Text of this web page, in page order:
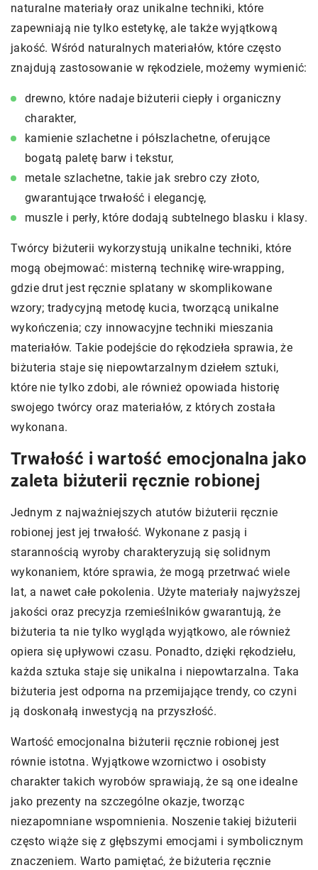
naturalne materiały oraz unikalne techniki, które
zapewniają nie tylko estetykę, ale także wyjątkową
jakość. Wśród naturalnych materiałów, które często
znajdują zastosowanie w rękodziele, możemy wymienić:
drewno, które nadaje biżuterii ciepły i organiczny
charakter,
kamienie szlachetne i półszlachetne, oferujące
bogatą paletę barw i tekstur,
metale szlachetne, takie jak srebro czy złoto,
gwarantujące trwałość i elegancję,
muszle i perły, które dodają subtelnego blasku i klasy.
Twórcy biżuterii wykorzystują unikalne techniki, które
mogą obejmować: misterną technikę wire-wrapping,
gdzie drut jest ręcznie splatany w skomplikowane
wzory; tradycyjną metodę kucia, tworzącą unikalne
wykończenia; czy innowacyjne techniki mieszania
materiałów. Takie podejście do rękodzieła sprawia, że
biżuteria staje się niepowtarzalnym dziełem sztuki,
które nie tylko zdobi, ale również opowiada historię
swojego twórcy oraz materiałów, z których została
wykonana.
Trwałość i wartość emocjonalna jako
zaleta biżuterii ręcznie robionej
Jednym z najważniejszych atutów biżuterii ręcznie
robionej jest jej trwałość. Wykonane z pasją i
starannością wyroby charakteryzują się solidnym
wykonaniem, które sprawia, że mogą przetrwać wiele
lat, a nawet całe pokolenia. Użyte materiały najwyższej
jakości oraz precyzja rzemieślników gwarantują, że
biżuteria ta nie tylko wygląda wyjątkowo, ale również
opiera się upływowi czasu. Ponadto, dzięki rękodziełu,
każda sztuka staje się unikalna i niepowtarzalna. Taka
biżuteria jest odporna na przemijające trendy, co czyni
ją doskonałą inwestycją na przyszłość.
Wartość emocjonalna biżuterii ręcznie robionej jest
równie istotna. Wyjątkowe wzornictwo i osobisty
charakter takich wyrobów sprawiają, że są one idealne
jako prezenty na szczególne okazje, tworząc
niezapomniane wspomnienia. Noszenie takiej biżuterii
często wiąże się z głębszymi emocjami i symbolicznym
znaczeniem. Warto pamiętać, że biżuteria ręcznie